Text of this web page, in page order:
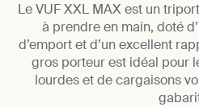
Le VUF XXL MAX est un
à prendre en main, doté
d’emport et d’un excellent
gros porteur est idéal pour
lourdes et de cargaisons